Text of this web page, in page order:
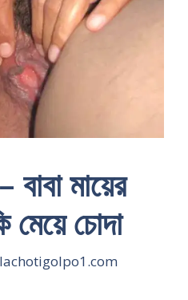
বাবা মায়ের
মেয়ে চোদা